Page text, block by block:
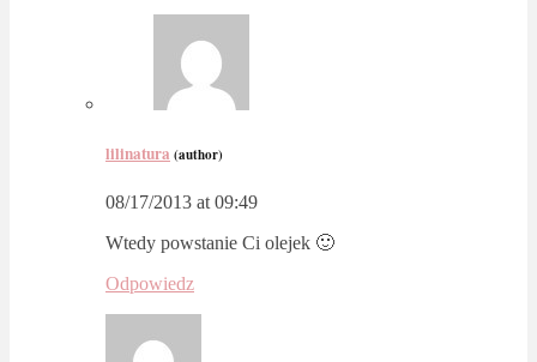
lilinatura (author)
08/17/2013 at 09:49
Wtedy powstanie Ci olejek 🙂
Odpowiedz